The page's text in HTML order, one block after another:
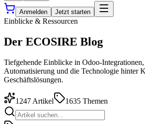
Anmelden Jetzt starten
Einblicke & Ressourcen
Der ECOSIRE Blog
Tiefgehende Einblicke in Odoo-
Automatisierung und die Technologie hinter
Geschäftslösungen.
1247 Artikel 1635 Themen